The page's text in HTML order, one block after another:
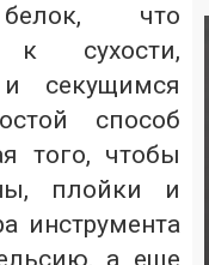
что
к сухости,
секущимся
способ
того, чтобы
плойки и
инструмента
а еще